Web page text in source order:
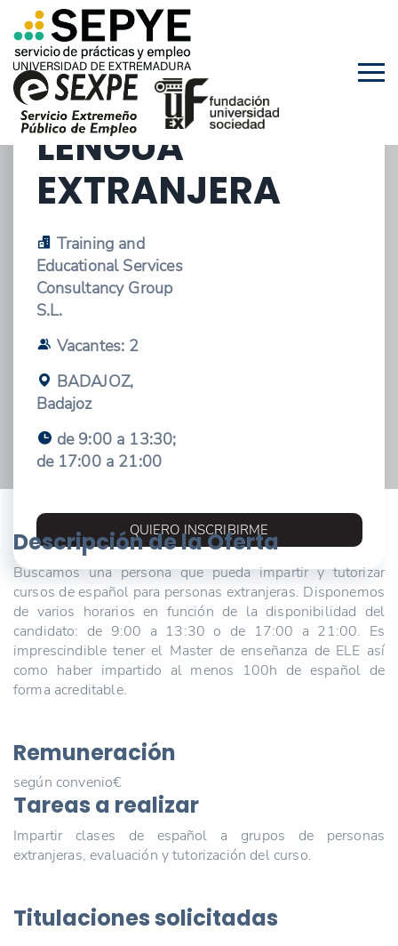
15/10/2025 - OFERTA DE EMPLEO
DOCENTE DE
ESPAÑOL COMO
LENGUA
EXTRANJERA
Training and
Educational Services
Consultancy Group
S.L.
Vacantes: 2
BADAJOZ,
Badajoz
de 9:00 a 13:30;
de 17:00 a 21:00
QUIERO INSCRIBIRME
Descripción de la Oferta
Buscamos una persona que pueda impartir y tutorizar
cursos de español para personas extranjeras. Disponemos
de varios horarios en función de la disponibilidad del
candidato: de 9:00 a 13:30 o de 17:00 a 21:00. Es
imprescindible tener el Master de enseñanza de ELE así
como haber impartido al menos 100h de español de
forma acreditable.
Remuneración
según convenio€
Tareas a realizar
Impartir clases de español a grupos de personas
extranjeras, evaluación y tutorización del curso.
Titulaciones solicitadas